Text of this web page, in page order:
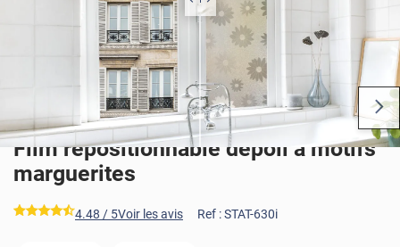
Film repositionnable dépoli à motifs
marguerites
*****
4.48 / 5Voir les avis Ref :STAT-630i